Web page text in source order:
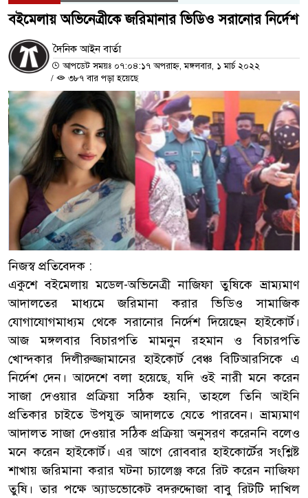
বইমেলায় অভিনেত্রীকে জরিমানার ভিডিও সরানোর নির্দেশ
দৈনিক আইন বার্তা
আপডেট সময়ঃ ০৭:০৪:১৭ অপরাহ্ন, মঙ্গলবার, ১ মার্চ ২০২২
/
৩৮৭ বার পড়া হয়েছে
নিজস্ব প্রতিবেদক :
একুশে বইমেলায় মডেল-অভিনেত্রী নাজিফা তুষিকে ভ্রাম্যমাণ
আদালতের মাধ্যমে জরিমানা করার ভিডিও সামাজিক
যোগাযোগমাধ্যম থেকে সরানোর নির্দেশ দিয়েছেন হাইকোর্ট।
আজ মঙ্গলবার বিচারপতি মামনুন রহমান ও বিচারপতি
খোন্দকার দিলীরুজ্জামানের হাইকোর্ট বেঞ্চ বিটিআরসিকে এ
নির্দেশ দেন। আদেশে বলা হয়েছে, যদি ওই নারী মনে করেন
সাজা দেওয়ার প্রক্রিয়া সঠিক হয়নি, তাহলে তিনি আইনি
প্রতিকার চাইতে উপযুক্ত আদালতে যেতে পারবেন। ভ্রাম্যমাণ
আদালত সাজা দেওয়ার সঠিক প্রক্রিয়া অনুসরণ করেননি বলেও
মনে করেন হাইকোর্ট। এর আগে রোববার হাইকোর্টের সংশ্লিষ্ট
শাখায় জরিমানা করার ঘটনা চ্যালেঞ্জ করে রিট করেন নাজিফা
তুষি। তার পক্ষে অ্যাডভোকেট বদরুদ্দোজা বাবু রিটটি দাখিল